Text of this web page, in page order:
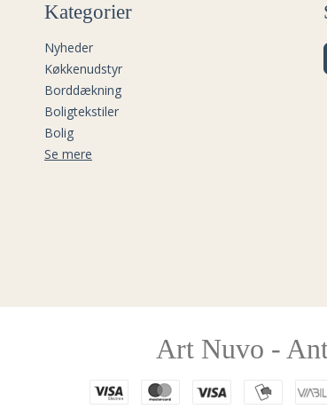
Kategorier
Nyheder
Køkkenudstyr
Borddækning
Boligtekstiler
Bolig
Se mere
Art Nuvo -